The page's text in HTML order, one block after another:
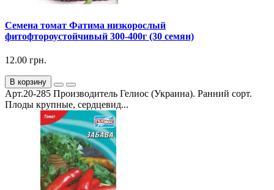
Семена томат Фатима низкорослый
фитофтороустойчивый 300-400г (30 семян)
12.00 грн.
В корзину
Арт.20-285 Производитель Гелиос (Украина). Ранний сорт.
Плоды крупные, сердцевид...